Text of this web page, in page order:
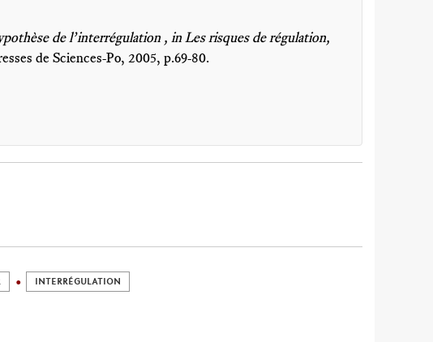
de l’interrégulation , in Les risques de régulation,
de Sciences-Po, 2005, p.69-80.
INTERRÉGULATION